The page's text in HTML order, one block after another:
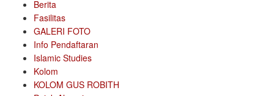
Berita
Fasilitas
GALERI FOTO
Info Pendaftaran
Islamic Studies
Kolom
KOLOM GUS ROBITH